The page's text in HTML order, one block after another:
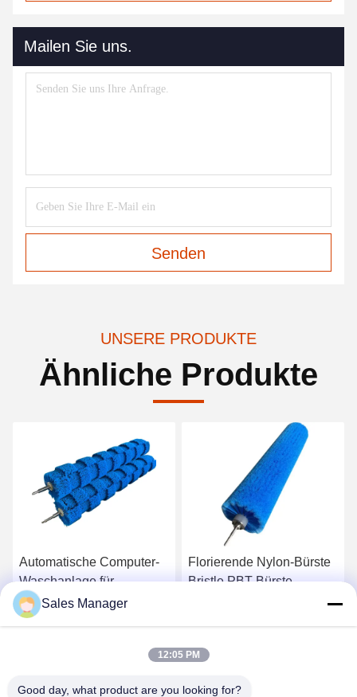
Mailen Sie uns.
Senden
UNSERE PRODUKTE
Ähnliche Produkte
Automatische Computer-
Waschanlage für
Autoreifen, Radnaben-
Bürstenwalze mit
Erhalten Sie besten Preis
Florierende Nylon-Bürste
Bristle PBT-Bürste
Sales Manager
12:05 PM
Good day, what product are you looking for?